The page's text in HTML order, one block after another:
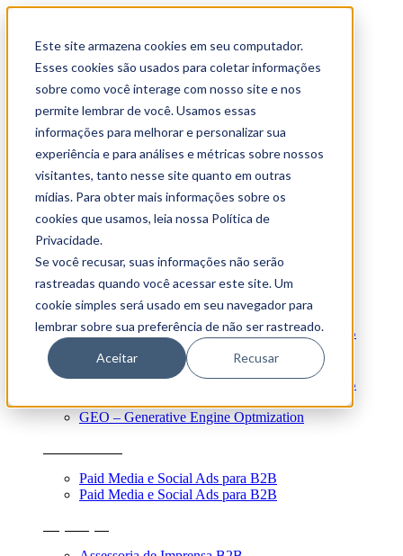
Este site armazena cookies em seu computador.
Esses cookies são usados para coletar informações
sobre como você interage com nosso site e nos
permite lembrar de você. Usamos essas
informações para melhorar e personalizar sua
experiência e para análises e métricas sobre nossos
visitantes, tanto nesse site quanto em outras
mídias. Para obter mais informações sobre os
cookies que usamos, leia nossa Política de
Privacidade.
Se você recusar, suas informações não serão
rastreadas quando você acessar este site. Um
cookie simples será usado em seu navegador para
lembrar sobre sua preferência de não ser rastreado.
Aceitar Recusar
Conheça
Serviços
Tech Stack
Automação de Marketing
Implantação de CRM
Digital Analytics
Web Dev
Automação de Marketing
Implantação de CRM
Digital Analytics
Web Dev
Estratégias Digitais
Inbound Marketing B2B Social Media para B2B
SEO para B2B
GEO – Generative Engine Optmization
Inbound Marketing B2B Social Media para B2B
GEO – Generative Engine Optmization
Paid Media e Social Ads para B2B
Paid Media e Social Ads para B2B